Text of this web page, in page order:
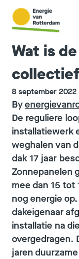
Ga naar de inhoud
Wat is
8 september 2022
By
De reguliere
installatiewerk
weghalen van
dak 17 jaar
Zonnepanelen
mee dan 15 tot
nog energie
dakeigenaar
installatie na
overgedragen.
jaren